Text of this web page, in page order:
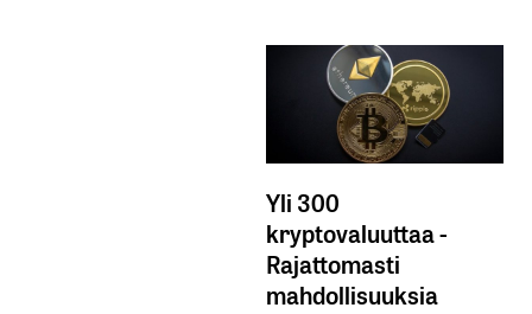
Yli 300
kryptovaluuttaa -
Rajattomasti
mahdollisuuksia